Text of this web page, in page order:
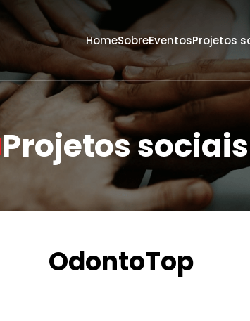
HomeSobreEventosProjetos
Projetos sociais
OdontoTop